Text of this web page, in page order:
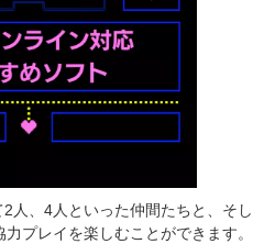
人、4人といった仲間たちと、そし
プレイを楽しむことができます。